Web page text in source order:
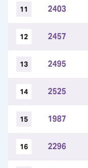
11 2403
12 2457
13 2495
14 2525
15 1987
16 2296